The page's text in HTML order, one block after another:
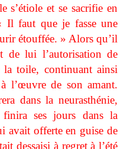
s’étiole et se sacrifie en
Il faut que je fasse une
étouffée. » Alors qu’il
de lui l’autorisation de
la toile, continuant ainsi
l’œuvre de son amant.
dans la neurasthénie,
finira ses jours dans la
avait offerte en guise de
dessaisi à regret à l’été